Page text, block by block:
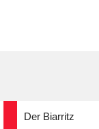
Der Biarritz